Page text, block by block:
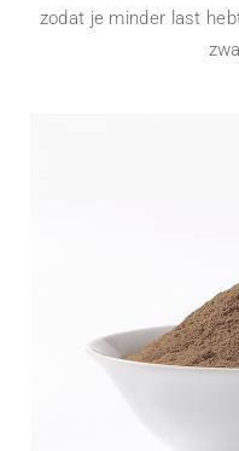
zodat je minder last